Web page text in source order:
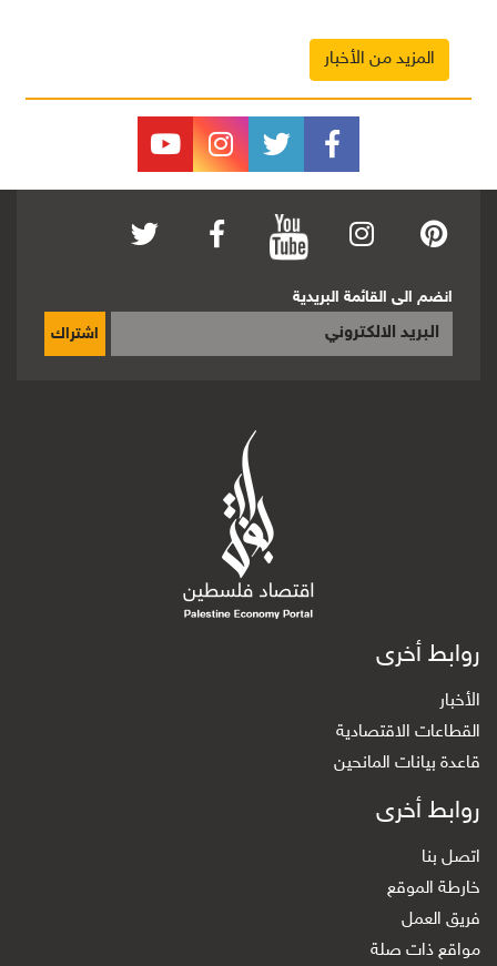
المزيد من الأخبار
انضم الى القائمة البريدية
اشتراك
روابط أخرى
الأخبار
القطاعات الاقتصادية
قاعدة بيانات المانحين
روابط أخرى
اتصل بنا
خارطة الموقع
فريق العمل
مواقع ذات صلة